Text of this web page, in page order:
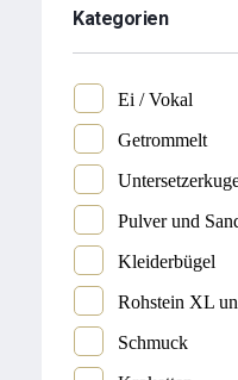
Kategorien
Ei / Vokal
Getrommelt
Pulver und
Kleiderbügel
Rohstein XL
Schmuck